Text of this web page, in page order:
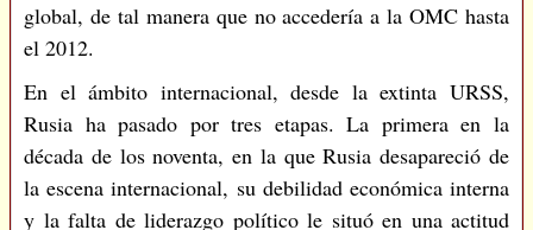
global, de tal manera que no accedería a la OMC hasta
el 2012.
En el ámbito internacional, desde la extinta URSS,
Rusia ha pasado por tres etapas. La primera en la
década de los noventa, en la que Rusia desapareció de
la escena internacional, su debilidad económica interna
y la falta de liderazgo político le situó en una actitud